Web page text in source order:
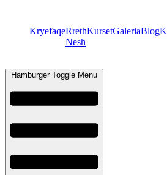
KryefaqeRreth
Nesh
KursetGaleriaBlog
Hamburger Toggle Menu